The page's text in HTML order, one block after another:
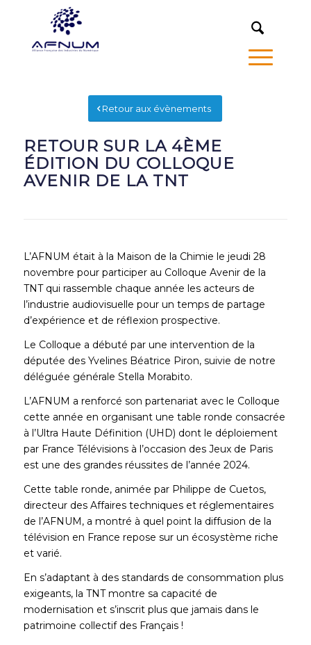
Retour aux évènements
RETOUR SUR LA 4ÈME
ÉDITION DU COLLOQUE
AVENIR DE LA TNT
L’AFNUM était à la Maison de la Chimie le jeudi 28
novembre pour participer au Colloque Avenir de la
TNT qui rassemble chaque année les acteurs de
l’industrie audiovisuelle pour un temps de partage
d’expérience et de réflexion prospective.
Le Colloque a débuté par une intervention de la
députée des Yvelines Béatrice Piron, suivie de notre
déléguée générale Stella Morabito.
L’AFNUM a renforcé son partenariat avec le Colloque
cette année en organisant une table ronde consacrée
à l’Ultra Haute Définition (UHD) dont le déploiement
par France Télévisions à l’occasion des Jeux de Paris
est une des grandes réussites de l’année 2024.
Cette table ronde, animée par Philippe de Cuetos,
directeur des Affaires techniques et réglementaires
de l’AFNUM, a montré à quel point la diffusion de la
télévision en France repose sur un écosystème riche
et varié.
En s’adaptant à des standards de consommation plus
exigeants, la TNT montre sa capacité de
modernisation et s’inscrit plus que jamais dans le
patrimoine collectif des Français !